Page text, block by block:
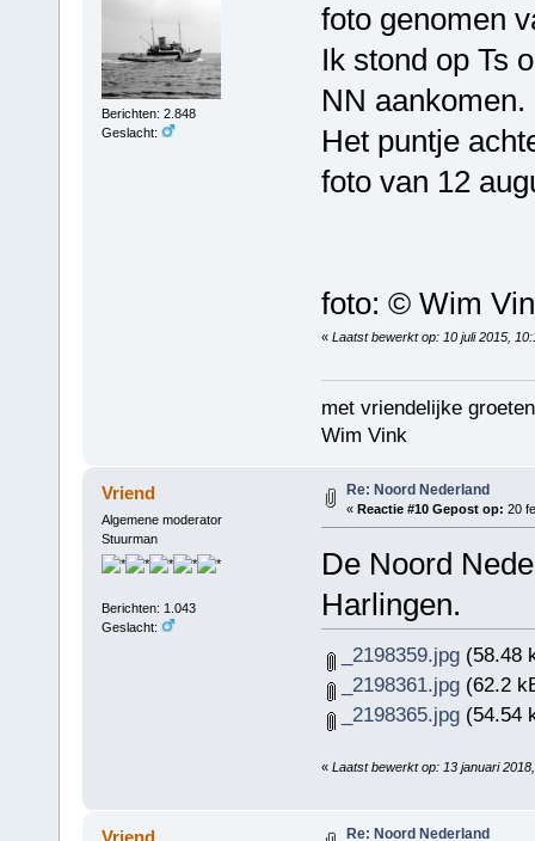
Berichten: 2.848
Geslacht:
foto genomen
Ik stond op Ts
NN aankomen.
Het puntje
foto van 12
foto: © Wim
« Laatst bewerkt op: 10 juli 2015,
met vriendelijke
Wim Vink
Vriend
Algemene moderator
Stuurman
Berichten: 1.043
Geslacht:
Re: Noord Nederland
« Reactie #10 Gepost op: 20
De Noord
Harlingen.
_2198359.jpg(58.48
_2198361.jpg(62.2
_2198365.jpg(54.54
« Laatst bewerkt op: 13 januari
Vriend Re: Noord Nederland